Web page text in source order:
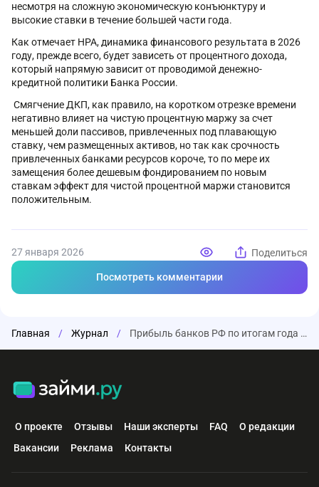
несмотря на сложную экономическую конъюнктуру и
высокие ставки в течение большей части года.
Как отмечает НРА, динамика финансового результата в 2026
году, прежде всего, будет зависеть от процентного дохода,
который напрямую зависит от проводимой денежно-
кредитной политики Банка России.
Смягчение ДКП, как правило, на коротком отрезке времени
негативно влияет на чистую процентную маржу за счет
меньшей доли пассивов, привлеченных под плавающую
ставку, чем размещенных активов, но так как срочность
привлеченных банками ресурсов короче, то по мере их
замещения более дешевым фондированием по новым
ставкам эффект для чистой процентной маржи становится
положительным.
27 января 2026 Поделиться
Посмотреть комментарии
Главная / Журнал / Прибыль банков РФ по итогам года может составить 3,9 трлн рублей
О проекте Отзывы Наши эксперты FAQ
О редакции
Вакансии
Реклама Контакты